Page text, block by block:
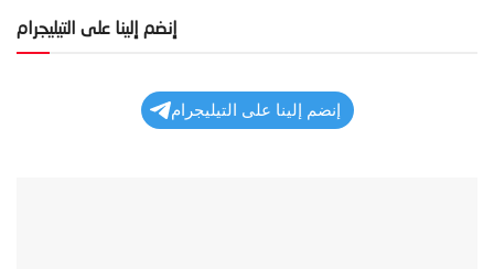
إنضم إلينا على التيليجرام
إنضم إلينا على التيليجرام